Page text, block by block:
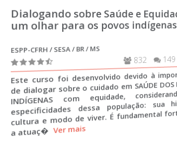
Dialogando sobre Saúde e
um olhar para os povos indígenas
ESPP-CFRH / SESA / BR / MS
149
832
Este curso foi desenvolvido devido à
de dialogar sobre o cuidado em SAÚDE DOS
INDÍGENAS com equidade,
especificidades dessa população: sua
cultura e modo de viver. É fundamental
a atuaç�
Ver mais